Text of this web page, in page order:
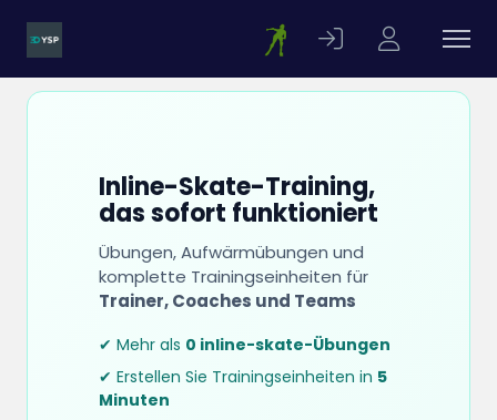
Inline-Skate-Training,
das sofort funktioniert
Übungen, Aufwärmübungen und
komplette Trainingseinheiten für
Trainer, Coaches und Teams
✔ Mehr als 0 inline-skate-Übungen
✔ Erstellen Sie Trainingseinheiten in 5
Minuten